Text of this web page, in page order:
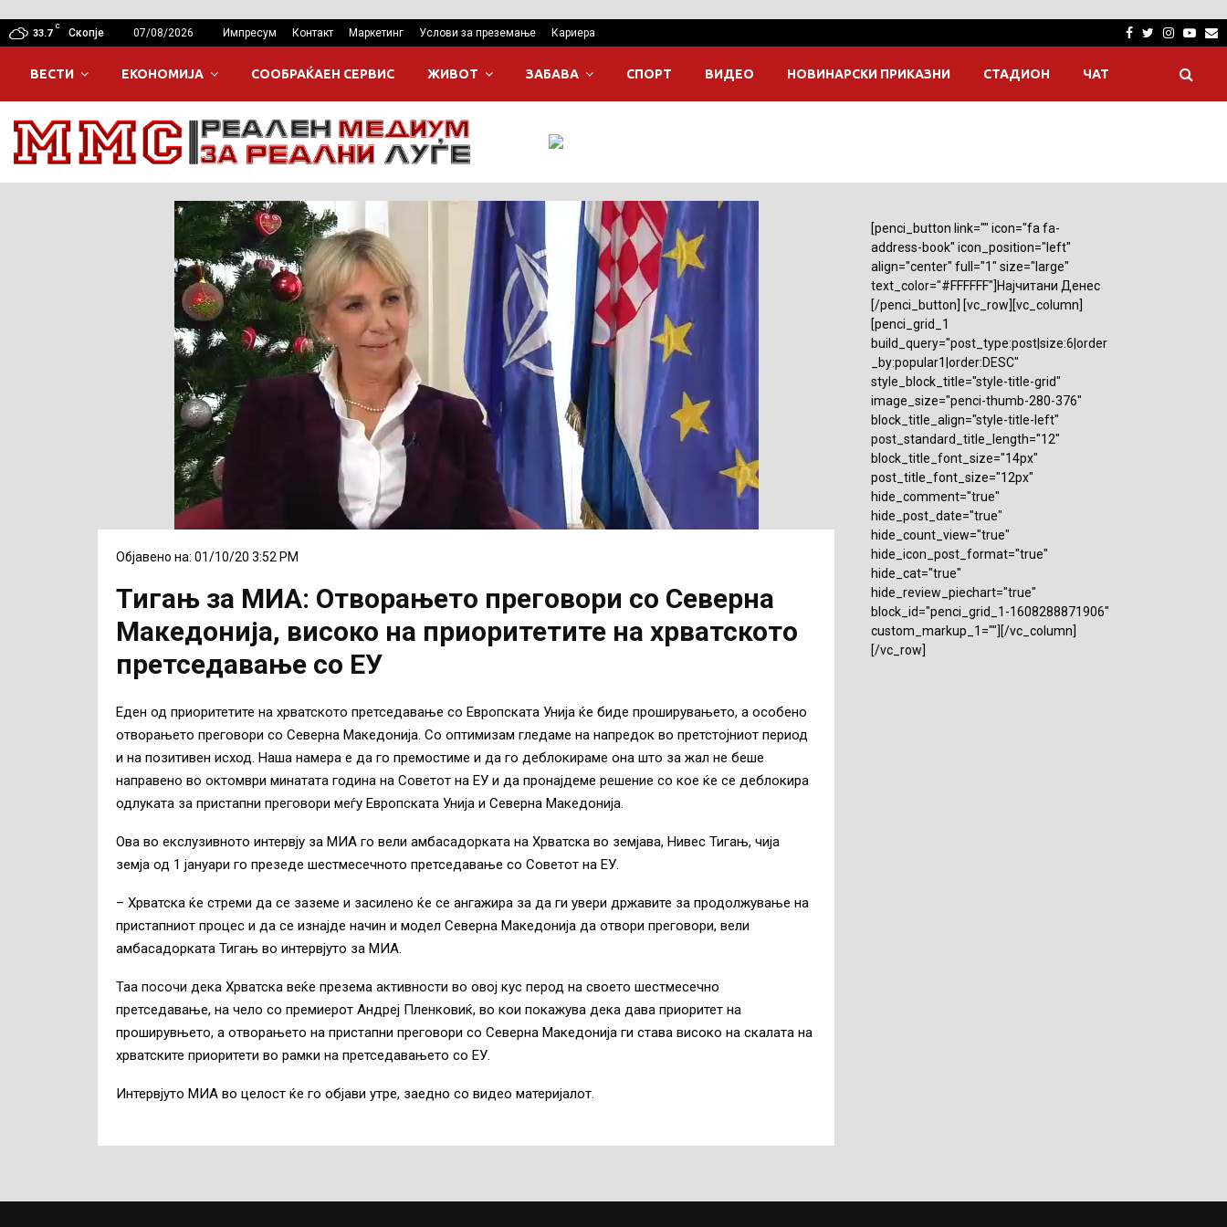
33.7
C
Скопје 07/08/2026 Импресум Контакт Маркетинг Услови за преземање Кариера Facebook
Twitter
ВЕСТИ ЕКОНОМИЈА СООБРАЌАЕН СЕРВИС ЖИВОТ ЗАБАВА СПОРТ ВИДЕО НОВИНАРСКИ ПРИКАЗНИ СТАДИОН ЧАТ
Објавено на: 01/10/20 3:52 PM
Тигањ за МИА: Отворањето преговори со Северна
Македонија, високо на приоритетите на хрватското
претседавање со ЕУ
Еден од приоритетите на хрватското претседавање со Европската Унија ќе биде проширувањето, а особено
отворањето преговори со Северна Македонија. Со оптимизам гледаме на напредок во претстојниот период
и на позитивен исход. Наша намера е да го премостиме и да го деблокираме она што за жал не беше
направено во октомври минатата година на Советот на ЕУ и да пронајдеме решение со кое ќе се деблокира
одлуката за пристапни преговори меѓу Европската Унија и Северна Македонија.
Ова во екслузивното интервју за МИА го вели амбасадорката на Хрватска во земјава, Нивес Тигањ, чија
земја од 1 јануари го презеде шестмесечното претседавање со Советот на ЕУ.
– Хрватска ќе стреми да се заземе и засилено ќе се ангажира за да ги увери државите за продолжување на
пристапниот процес и да се изнајде начин и модел Северна Македонија да отвори преговори, вели
амбасадорката Тигањ во интервјуто за МИА.
Таа посочи дека Хрватска веќе презема активности во овој кус перод на своето шестмесечно
претседавање, на чело со премиерот Андреј Пленковиќ, во кои покажува дека дава приоритет на
проширувњето, а отворањето на пристапни преговори со Северна Македонија ги става високо на скалата на
хрватските приоритети во рамки на претседавањето со ЕУ.
Интервјуто МИА во целост ќе го објави утре, заедно со видео материјалот.
[penci_button link="" icon="fa fa-
address-book" icon_position="left"
align="center" full="1" size="large"
text_color="#FFFFFF"]Најчитани Денес
[/penci_button] [vc_row][vc_column]
[penci_grid_1
build_query="post_type:post|size:6|order
_by:popular1|order:DESC"
style_block_title="style-title-grid"
image_size="penci-thumb-280-376"
block_title_align="style-title-left"
post_standard_title_length="12"
block_title_font_size="14px"
post_title_font_size="12px"
hide_comment="true"
hide_post_date="true"
hide_count_view="true"
hide_icon_post_format="true"
hide_cat="true"
hide_review_piechart="true"
block_id="penci_grid_1-1608288871906"
custom_markup_1=""][/vc_column]
[/vc_row]